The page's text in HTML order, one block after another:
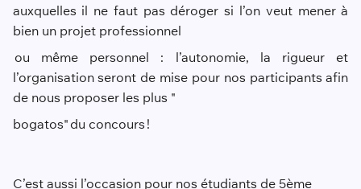
auxquelles il ne faut pas déroger si l’on veut mener à
bien un projet professionnel
ou même personnel : l’autonomie, la rigueur et
l’organisation seront de mise pour nos participants afin
de nous proposer les plus "
bogatos" du concours !
C’est aussi l’occasion pour nos étudiants de 5ème